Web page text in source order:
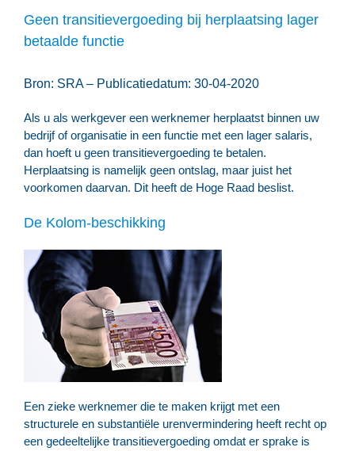
Geen transitievergoeding bij herplaatsing lager
betaalde functie
Bron: SRA – Publicatiedatum: 30-04-2020
Als u als werkgever een werknemer herplaatst binnen uw
bedrijf of organisatie in een functie met een lager salaris,
dan hoeft u geen transitievergoeding te betalen.
Herplaatsing is namelijk geen ontslag, maar juist het
voorkomen daarvan. Dit heeft de Hoge Raad beslist.
De Kolom-beschikking
Een zieke werknemer die te maken krijgt met een
structurele en substantiële urenvermindering heeft recht op
een gedeeltelijke transitievergoeding omdat er sprake is